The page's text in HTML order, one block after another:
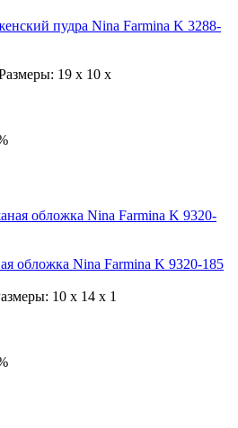
пудра Nina Farmina K 3288-
19 x 10 x
обложка Nina Farmina K 9320-185
10 x 14 x 1